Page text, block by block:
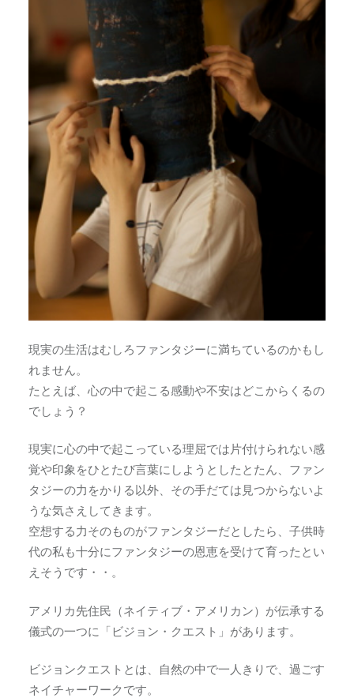
現実の生活はむしろファンタジーに満ちているのかもし
れません。
たとえば、心の中で起こる感動や不安はどこからくるの
でしょう？
現実に心の中で起こっている理屈では片付けられない感
覚や印象をひとたび言葉にしようとしたとたん、ファン
タジーの力をかりる以外、その手だては見つからないよ
うな気さえしてきます。
空想する力そのものがファンタジーだとしたら、子供時
代の私も十分にファンタジーの恩恵を受けて育ったとい
えそうです・・。
アメリカ先住民（ネイティブ・アメリカン）が伝承する
儀式の一つに「ビジョン・クエスト」があります。
ビジョンクエストとは、自然の中で一人きりで、過ごす
ネイチャーワークです。